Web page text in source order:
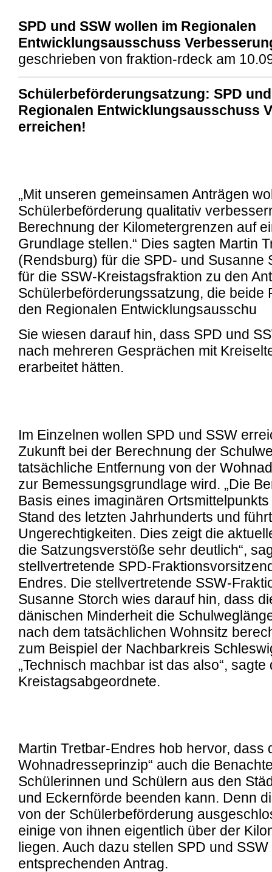
SPD und SSW wollen im Regionalen
Entwicklungsausschuss
geschrieben von fraktion-rdeck am
Schülerbeförderungsatzung: SPD
Regionalen Entwicklungsausschuss
erreichen!
„Mit unseren gemeinsamen Anträgen
Schülerbeförderung qualitativ
Berechnung der Kilometergrenzen auf
Grundlage stellen.“ Dies sagten Martin
(Rendsburg) für die SPD- und Susanne
für die SSW-Kreistagsfraktion zu den
Schülerbeförderungssatzung, die beide
den Regionalen Entwicklungsausschu
Sie wiesen darauf hin, dass SPD und
nach mehreren Gesprächen mit
erarbeitet hätten.
Im Einzelnen wollen SPD und SSW
Zukunft bei der Berechnung der
tatsächliche Entfernung von der
zur Bemessungsgrundlage wird. „Die
Basis eines imaginären
Stand des letzten Jahrhunderts und
Ungerechtigkeiten. Dies zeigt die
die Satzungsverstöße sehr deutlich“,
stellvertretende SPD-
Endres. Die stellvertretende SSW-
Susanne Storch wies darauf hin, dass
dänischen Minderheit die
nach dem tatsächlichen Wohnsitz
zum Beispiel der Nachbarkreis
„Technisch machbar ist das also“, sagte
Kreistagsabgeordnete.
Martin Tretbar-Endres hob hervor, dass
Wohnadresseprinzip“ auch die
Schülerinnen und Schülern aus den
und Eckernförde beenden kann. Denn
von der Schülerbeförderung
einige von ihnen eigentlich über der
liegen. Auch dazu stellen SPD und
entsprechenden Antrag.